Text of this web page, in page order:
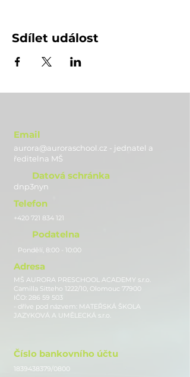
Sdílet událost
Email
aurora@auroraschool.cz - jednatel a
ředitelna MŠ
Datová schránka
dnp3nyn
Telefon
+420 721 834 121
Podatelna
Pondělí, 8:00 - 10:00
Adresa
MŠ AURORA PRESCHOOL ACADEMY s.r.o.
Camilla Sitteho 1222/10, Olomouc 77900
IČO: 286 59 503
- dříve pod názvem: MATEŘSKÁ ŠKOLA
JAZYKOVÁ A UMĚLECKÁ s.r.o.
Číslo bankovního účtu
1839438379/0800